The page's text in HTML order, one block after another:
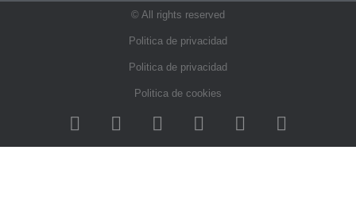
© All rights reserved
Politica de privacidad
Politica de privacidad
Politica de cookies